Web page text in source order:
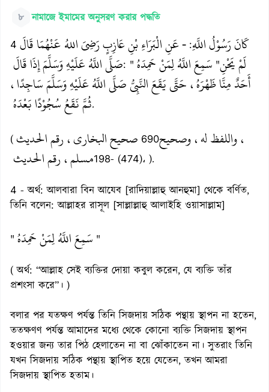
৮ নামাজে ইমামের অনুসরণ করার পদ্ধতি
4 - عَنِ الْبَرَاءِ بْنِ عَازِبٍ رَضِيَ اللهُ عَنْهُمَا قَالَ :كَانَ رَسُوْلُ اللَّهِ
صَلَّى اللَّهُ عَلَيْهِ وَسَلَّمَ إِذَا قَالَ: " سَمِعَ اللَّهُ لِمَنْ حَمِدَهُ "لَمْ يَحْنِ
أَحَدٌ مِنَّا ظَهْرَهُ، حَتَّى يَقَعَ النَّبِيُّ صَلَّى اللَّهُ عَلَيْهِ وَسَلَّمَ سَاجِدًا،
ثُمَّ نَقَعُ سُجُوْدًا بَعْدَهُ.
( صحيح البخاري، رقم الحديث 690، واللفظ له، وصحيح
مسلم، رقم الحديث198- (474)، ).
4 - অর্থ: আলবারা বিন আযেব [রাদিয়াল্লাহু আনহুমা] থেকে বর্ণিত,
তিনি বলেন: আল্লাহর রাসূল [সাল্লাল্লাহু আলাইহি ওয়াসাল্লাম]
" سَمِعَ اللَّهُ لِمَنْ حَمِدَهُ "
( অর্থ: “আল্লাহ সেই ব্যক্তির দোয়া কবুল করেন, যে ব্যক্তি তাঁর
প্রশংসা করে”। )
বলার পর যতক্ষণ পর্যন্ত তিনি সিজদায় সঠিক পন্থায় স্থাপন না হতেন,
ততক্ষণণ পর্যন্ত আমাদের মধ্যে থেকে কোনো ব্যক্তি সিজদায় স্থাপন
হওয়ার জন্য তার পিঠ হেলাতেন না বা ঝোঁকাতেন না। সুতরাং তিনি
যখন সিজদায় সঠিক পন্থায় স্থাপিত হয়ে যেতেন, তখন আমরা
সিজদায় স্থাপিত হতাম।